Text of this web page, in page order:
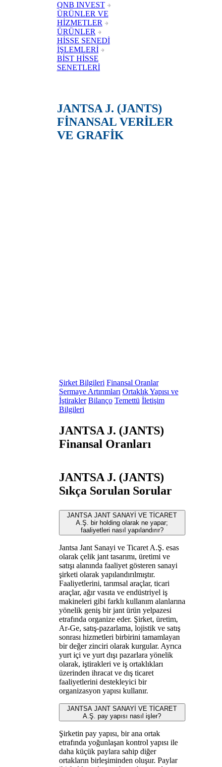
QNB INVEST
ÜRÜNLER VE
HİZMETLER
ÜRÜNLER
HİSSE SENEDİ
İŞLEMLERİ
BİST HİSSE
SENETLERİ
JANTSA J. (JANTS)
FİNANSAL VERİLER
VE GRAFİK
Şirket Bilgileri Finansal Oranlar
Sermaye Artırımları Ortaklık Yapısı ve
İştirakler Bilanço Temettü İletişim
Bilgileri
JANTSA J. (JANTS)
Finansal Oranları
JANTSA J. (JANTS)
Sıkça Sorulan Sorular
JANTSA JANT SANAYİ VE TİCARET
A.Ş. bir holding olarak ne yapar;
faaliyetleri nasıl yapılandırır?
Jantsa Jant Sanayi ve Ticaret A.Ş. esas
olarak çelik jant tasarımı, üretimi ve
satışı alanında faaliyet gösteren sanayi
şirketi olarak yapılandırılmıştır.
Faaliyetlerini, tarımsal araçlar, ticari
araçlar, ağır vasıta ve endüstriyel iş
makineleri gibi farklı kullanım alanlarına
yönelik geniş bir jant ürün yelpazesi
etrafında organize eder. Şirket, üretim,
Ar-Ge, satış-pazarlama, lojistik ve satış
sonrası hizmetleri birbirini tamamlayan
bir değer zinciri olarak kurgular. Ayrıca
yurt içi ve yurt dışı pazarlara yönelik
olarak, iştirakleri ve iş ortaklıkları
üzerinden ihracat ve dış ticaret
faaliyetlerini destekleyici bir
organizasyon yapısı kullanır.
JANTSA JANT SANAYİ VE TİCARET
A.Ş. pay yapısı nasıl işler?
Şirketin pay yapısı, bir ana ortak
etrafında yoğunlaşan kontrol yapısı ile
daha küçük paylara sahip diğer
ortakların birleşiminden oluşur. Paylar